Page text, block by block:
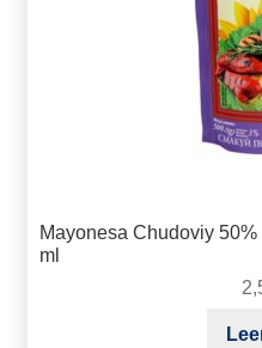
Mayonesa Chudoviy
ml